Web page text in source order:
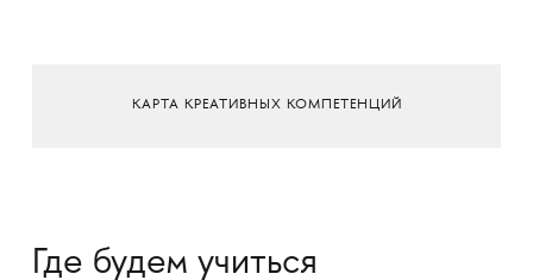
КАРТА КРЕАТИВНЫХ КОМПЕТЕНЦИЙ
Где будем учиться